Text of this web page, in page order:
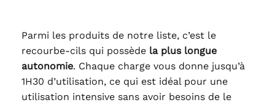
Parmi les produits de notre liste, c’est le
recourbe-cils qui possède la plus longue
autonomie. Chaque charge vous donne jusqu’à
1H30 d’utilisation, ce qui est idéal pour une
utilisation intensive sans avoir besoins de le